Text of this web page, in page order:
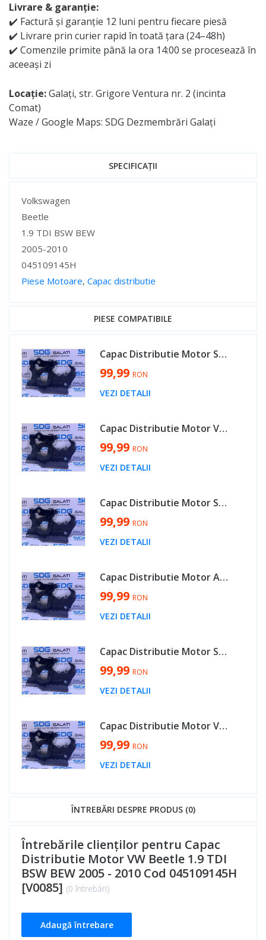
Livrare & garanție:
✔️ Factură și garanție 12 luni pentru fiecare piesă
✔️ Livrare prin curier rapid în toată țara (24–48h)
✔️ Comenzile primite până la ora 14:00 se procesează în
aceeași zi
Locație:Galați, str. Grigore Ventura nr. 2 (incinta
Comat)
Waze / Google Maps: SDG Dezmembrări Galați
SPECIFICAȚII
Specificații
Volkswagen
Beetle
1.9 TDI BSW BEW
2005-2010
045109145H
Piese Motoare, Capac distributie
PIESE COMPATIBILE
Capac Distributie Motor Seat Leon 1M 1.9 TDI AXR ATD ASZ ARL 2001 - 2006 Cod 045109145H [V0085]
99,99 RON
VEZI DETALII
Capac Distributie Motor VW Golf 5 PLUS 2.0 TDI BMM 2004 - 2008 Cod 045109145H [V0085]
99,99 RON
VEZI DETALII
Capac Distributie Motor Skoda Octavia 2 1.9 TDI BJB BKC BXE BLS 2004 - 2013 Cod 045109145H [V0085]
99,99 RON
VEZI DETALII
Capac Distributie Motor Audi A4 B7 2.0 TDI BPW 2005 - 2008 Cod 045109145H [V0085]
99,99 RON
VEZI DETALII
Capac Distributie Motor Seat Leon 1P 2.0 TDI BMM 2006 - 2013 Cod 045109145H [V0085]
99,99 RON
VEZI DETALII
Capac Distributie Motor VW Jetta 1.9 TDI BXE BKC BLS 2005 - 2011 Cod 045109145H [V0085]
99,99 RON
VEZI DETALII
ÎNTREBĂRI DESPRE PRODUS (0)
Întrebările clienților pentru Capac
Distributie Motor VW Beetle 1.9 TDI
BSW BEW 2005 - 2010 Cod 045109145H
[V0085] (0 întrebări)
Adaugă întrebare